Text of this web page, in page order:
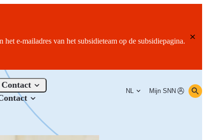
e-mailadres van het subsidieteam op de subsidiepagina.
Contact
NL Mijn SNN